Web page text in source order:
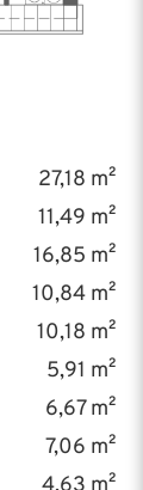
27,18 m²
11,49 m²
16,85 m²
10,84 m²
10,18 m²
5,91 m²
6,67 m²
7,06 m²
4,63 m²